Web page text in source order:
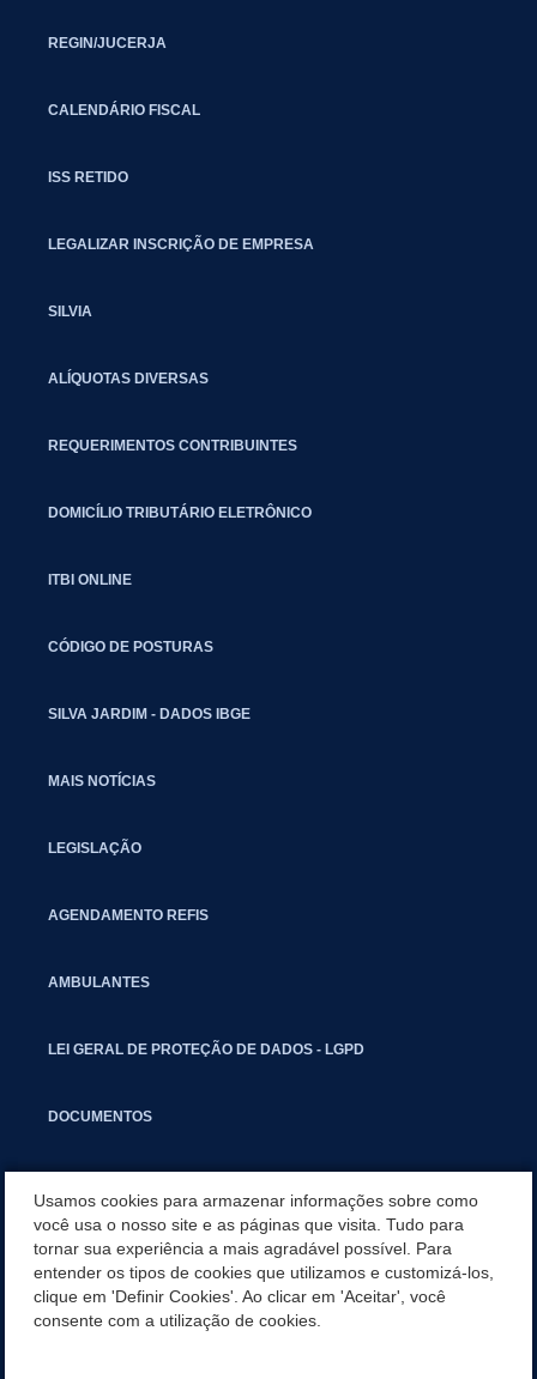
REGIN/JUCERJA
CALENDÁRIO FISCAL
ISS RETIDO
LEGALIZAR INSCRIÇÃO DE EMPRESA
SILVIA
ALÍQUOTAS DIVERSAS
REQUERIMENTOS CONTRIBUINTES
DOMICÍLIO TRIBUTÁRIO ELETRÔNICO
ITBI ONLINE
CÓDIGO DE POSTURAS
SILVA JARDIM - DADOS IBGE
MAIS NOTÍCIAS
LEGISLAÇÃO
AGENDAMENTO REFIS
AMBULANTES
LEI GERAL DE PROTEÇÃO DE DADOS - LGPD
DOCUMENTOS
COMITÊ GESTOR MUNICIPAL
GUIA RÁPIDO
Usamos cookies para armazenar informações sobre como
você usa o nosso site e as páginas que visita. Tudo para
tornar sua experiência a mais agradável possível. Para
entender os tipos de cookies que utilizamos e customizá-los,
clique em 'Definir Cookies'. Ao clicar em 'Aceitar', você
consente com a utilização de cookies.